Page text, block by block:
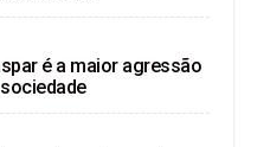
é a maior agressão